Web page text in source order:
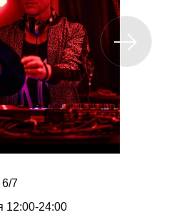
7
12:00-24:00